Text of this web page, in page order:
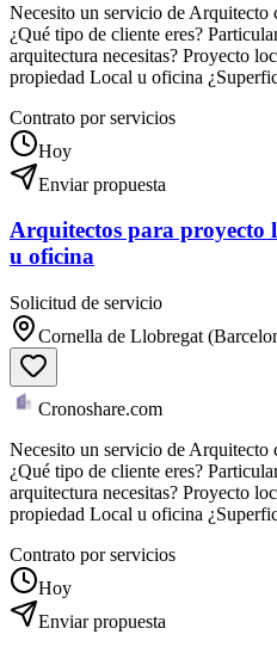
Necesito un servicio de Arquitecto
¿Qué tipo de cliente eres?
arquitectura necesitas? Proyecto
propiedad Local u oficina
Contrato por servicios
Hoy
Enviar propuesta
Arquitectos para proyecto
u oficina
Solicitud de servicio
Cornella de Llobregat
Cronoshare.com
Necesito un servicio de Arquitecto
¿Qué tipo de cliente eres?
arquitectura necesitas? Proyecto
propiedad Local u oficina
Contrato por servicios
Hoy
Enviar propuesta